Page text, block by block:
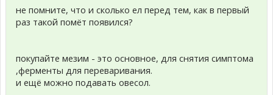
не помните, что и сколько ел перед тем, как в первый
раз такой помёт появился?
покупайте мезим - это основное, для снятия симптома
,ферменты для переваривания.
и ещё можно подавать овесол.